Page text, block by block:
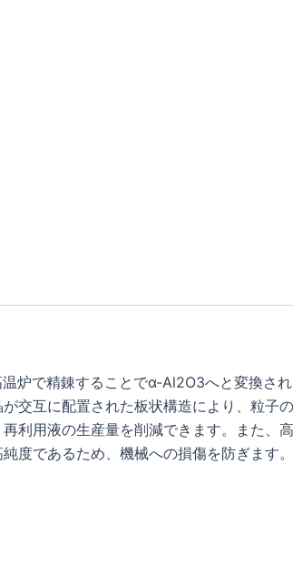
炉で精錬することでα-Al2O3へと変換さ
交互に配置された板状構造により、粒子
利用液の生産量を削減できます。また、
度であるため、機械への損傷を防ぎます。